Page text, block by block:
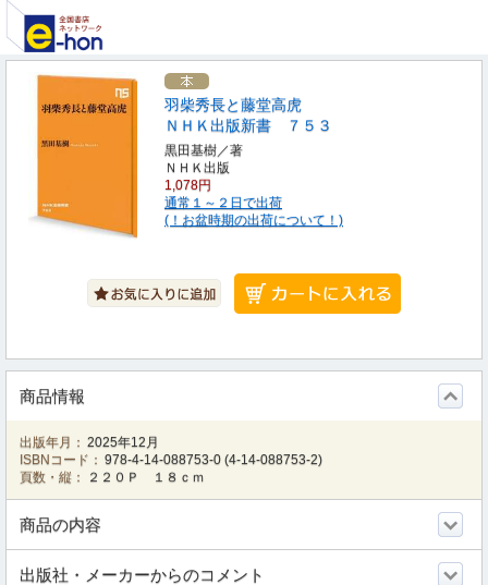
羽柴秀長と藤堂高虎
ＮＨＫ出版新書 ７５３
黒田基樹／著
ＮＨＫ出版
1,078円
通常１～２日で出荷
(！お盆時期の出荷について！)
商品情報
出版年月： 2025年12月
ISBNコード： 978-4-14-088753-0 (4-14-088753-2)
頁数・縦：
２２０Ｐ １８ｃｍ
商品の内容
出版社・メーカーからのコメント